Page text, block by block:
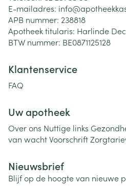
E-mailadres: info@
APB nummer: 238818
Apotheek titularis: Harlinde
BTW nummer: BE0871125128
Klantenservice
FAQ
Uw apotheek
Over ons Nuttige links
van wachtVoorschrift
Nieuwsbrief
Blijf op de hoogte van nieuwe